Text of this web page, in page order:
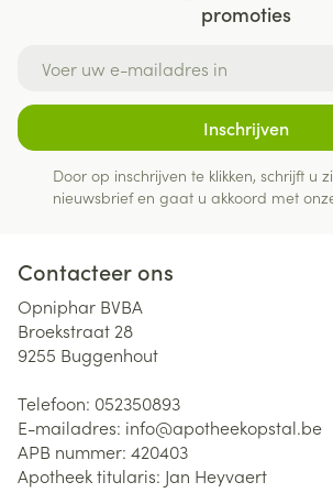
promoties
Inschrijven
Door op inschrijven te klikken, schrijft u
nieuwsbrief en gaat u akkoord met
Contacteer ons
Opniphar BVBA
Broekstraat 28
9255 Buggenhout
Telefoon: 052350893
E-mailadres: info@apotheekopstal.be
APB nummer: 420403
Apotheek titularis: Jan Heyvaert